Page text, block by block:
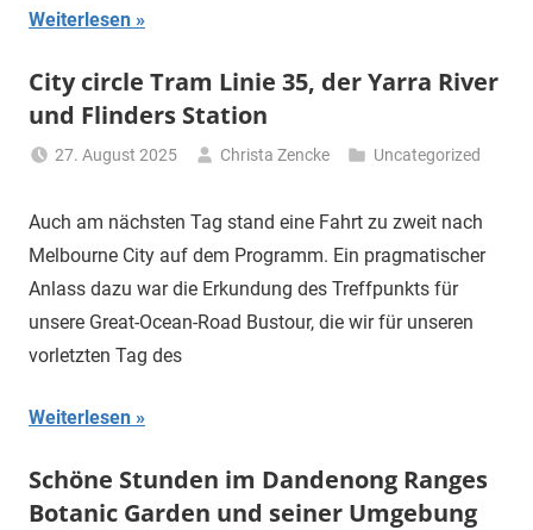
Weiterlesen
City circle Tram Linie 35, der Yarra River
und Flinders Station
27. August 2025 Christa Zencke Uncategorized
Auch am nächsten Tag stand eine Fahrt zu zweit nach
Melbourne City auf dem Programm. Ein pragmatischer
Anlass dazu war die Erkundung des Treffpunkts für
unsere Great-Ocean-Road Bustour, die wir für unseren
vorletzten Tag des
Weiterlesen
Schöne Stunden im Dandenong Ranges
Botanic Garden und seiner Umgebung